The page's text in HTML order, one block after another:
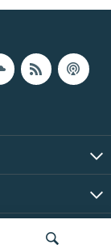
права защищены.